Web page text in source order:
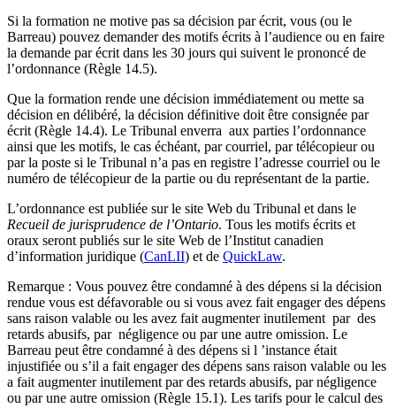
Si la formation ne motive pas sa décision par écrit, vous (ou le
Barreau) pouvez demander des motifs écrits à l’audience ou en faire
la demande par écrit dans les 30 jours qui suivent le prononcé de
l’ordonnance (Règle 14.5).
Que la formation rende une décision immédiatement ou mette sa
décision en délibéré, la décision définitive doit être consignée par
écrit (Règle 14.4). Le Tribunal enverra aux parties l’ordonnance
ainsi que les motifs, le cas échéant, par courriel, par télécopieur ou
par la poste si le Tribunal n’a pas en registre l’adresse courriel ou le
numéro de télécopieur de la partie ou du représentant de la partie.
L’ordonnance est publiée sur le site Web du Tribunal et dans le
Recueil de jurisprudence de l’Ontario. Tous les motifs écrits et
oraux seront publiés sur le site Web de l’Institut canadien
d’information juridique (CanLII) et de QuickLaw.
Remarque : Vous pouvez être condamné à des dépens si la décision
rendue vous est défavorable ou si vous avez fait engager des dépens
sans raison valable ou les avez fait augmenter inutilement par des
retards abusifs, par négligence ou par une autre omission. Le
Barreau peut être condamné à des dépens si l ’instance était
injustifiée ou s’il a fait engager des dépens sans raison valable ou les
a fait augmenter inutilement par des retards abusifs, par négligence
ou par une autre omission (Règle 15.1). Les tarifs pour le calcul des